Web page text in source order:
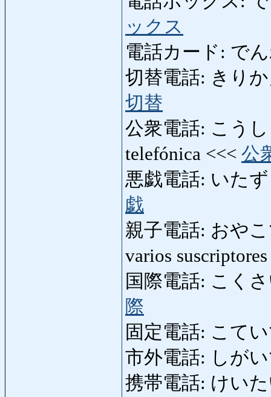
ックス
電話カード: で
切替電話: きりか
切替
公衆電話: こう
telefónica <<< 公
悪戯電話: いたず
戯
親子電話: おやこ
varios
国際電話: こく
際
固定電話: こて
市外電話: しが
携帯電話: けい